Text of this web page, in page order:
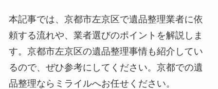
本記事では、京都市左京区で遺品整理業者に依
頼する流れや、業者選びのポイントを解説しま
す。京都市左京区の遺品整理事情も紹介してい
るので、ぜひ参考にしてください。京都での遺
品整理ならミライルへお任せください。